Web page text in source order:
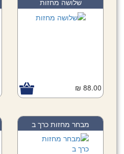
שלושה מחזות
88.00 ₪
מבחר מחזות כרך ב